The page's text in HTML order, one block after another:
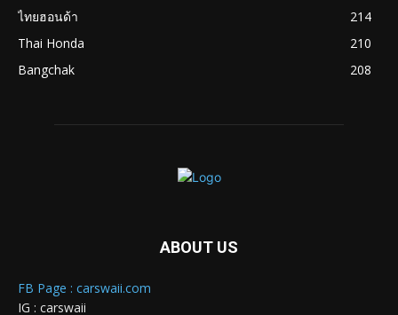
ไทยฮอนด้า
214
Thai Honda
210
Bangchak
208
ABOUT US
FB Page : carswaii.com
IG : carswaii